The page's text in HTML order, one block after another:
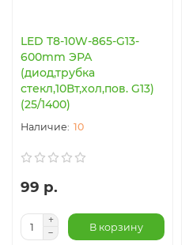
LED T8-10W-865-G13-
600mm ЭРА
(диод,трубка
стекл,10Вт,хол,пов. G13)
(25/1400)
10
99 р.
В корзину